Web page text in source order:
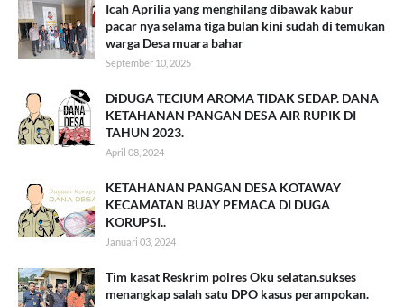
Icah Aprilia yang menghilang dibawak kabur
pacar nya selama tiga bulan kini sudah di temukan
warga Desa muara bahar
September 10, 2025
DiDUGA TECIUM AROMA TIDAK SEDAP. DANA
KETAHANAN PANGAN DESA AIR RUPIK DI
TAHUN 2023.
April 08, 2024
KETAHANAN PANGAN DESA KOTAWAY
KECAMATAN BUAY PEMACA DI DUGA
KORUPSI..
Januari 03, 2024
Tim kasat Reskrim polres Oku selatan.sukses
menangkap salah satu DPO kasus perampokan.